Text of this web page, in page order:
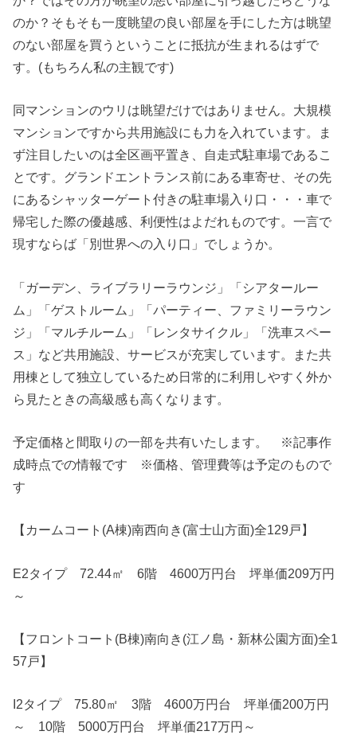
のか？そもそも一度眺望の良い部屋を手にした方は眺望
のない部屋を買うということに抵抗が生まれるはずで
す。(もちろん私の主観です)
同マンションのウリは眺望だけではありません。大規模
マンションですから共用施設にも力を入れています。ま
ず注目したいのは全区画平置き、自走式駐車場であるこ
とです。グランドエントランス前にある車寄せ、その先
にあるシャッターゲート付きの駐車場入り口・・・車で
帰宅した際の優越感、利便性はよだれものです。一言で
現すならば「別世界への入り口」でしょうか。
「ガーデン、ライブラリーラウンジ」「シアタールー
ム」「ゲストルーム」「パーティー、ファミリーラウン
ジ」「マルチルーム」「レンタサイクル」「洗車スペー
ス」など共用施設、サービスが充実しています。また共
用棟として独立しているため日常的に利用しやすく外か
ら見たときの高級感も高くなります。
予定価格と間取りの一部を共有いたします。 ※記事作
成時点での情報です ※価格、管理費等は予定のもので
す
【カームコート(A棟)南西向き(富士山方面)全129戸】
E2タイプ 72.44㎡ 6階 4600万円台 坪単価209万円
～
【フロントコート(B棟)南向き(江ノ島・新林公園方面)全1
57戸】
I2タイプ 75.80㎡ 3階 4600万円台 坪単価200万円
～ 10階 5000万円台 坪単価217万円～